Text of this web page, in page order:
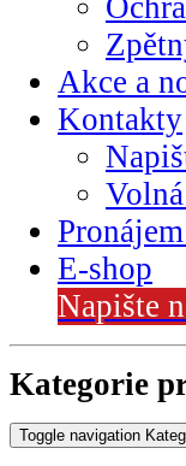
Akce a
Kontakty
E-shop
Napište
Kategorie
Toggle navigation